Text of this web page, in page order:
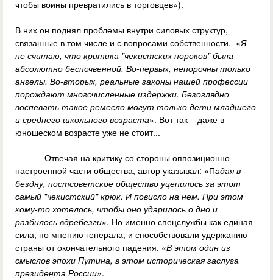
чтобы воины превратились в торговцев»).
В них он поднял проблемы внутри силовых структур,
связанные в том числе и с вопросами собственности. «Я
не считаю, что критика "чекистских пороков" была
абсолютно беспочвенной. Во-первых, непорочны только
ангелы. Во-вторых, реальные законы нашей профессии
порождают многочисленные издержки. Безоглядно
воспевать такое ремесло могут только дети младшего
и среднего школьного возраста». Вот так – даже в
юношеском возрасте уже не стоит...
Отвечая на критику со стороны оппозиционно
настроенной части общества, автор указывал: «Падая в
бездну, постсоветское общество уцепилось за этот
самый "чекистский" крюк. И повисло на нем. При этом
кому-то хотелось, чтобы оно ударилось о дно и
разбилось вдребезги». Но именно спецслужбы как единая
сила, по мнению генерала, и способствовали удержанию
страны от окончательного падения. «В этом один из
смыслов эпохи Путина, в этом историческая заслуга
президента России».